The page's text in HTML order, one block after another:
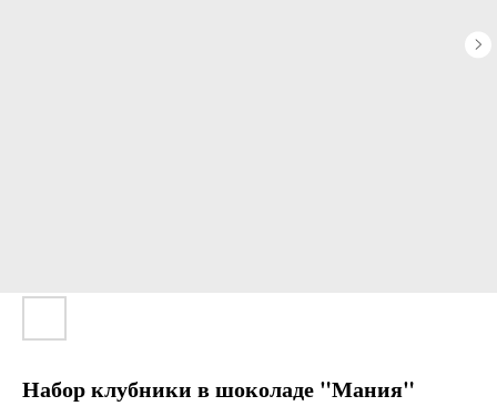
Набор клубники в шоколаде "Мания"